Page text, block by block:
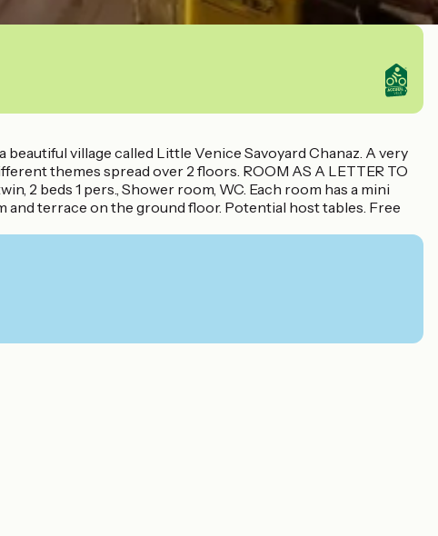
village called Little Venice Savoyard Chanaz. A very
themes spread over 2 floors. ROOM AS A LETTER TO
2 beds 1 pers., Shower room, WC. Each room has a mini
and terrace on the ground floor. Potential host tables. Free